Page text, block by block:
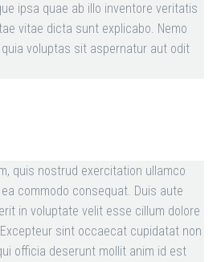
ipsa quae ab illo inventore veritatis
vitae dicta sunt explicabo. Nemo
voluptas sit aspernatur aut odit
quis nostrud exercitation ullamco
commodo consequat. Duis aute
in voluptate velit esse cillum dolore
sint occaecat cupidatat non
officia deserunt mollit anim id est